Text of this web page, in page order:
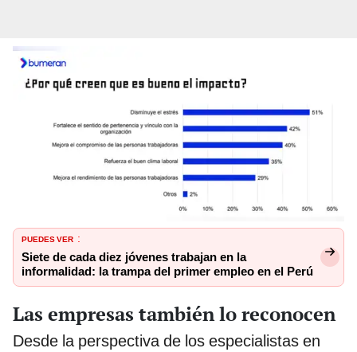
PUEDES VER :
Siete de cada diez jóvenes trabajan en la
informalidad: la trampa del primer empleo en el Perú
Las empresas también lo reconocen
Desde la perspectiva de los especialistas en